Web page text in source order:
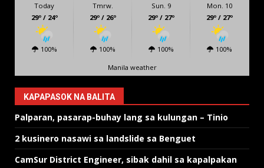
Today
29º / 24º
100%
Tmrw.
29º / 26º
100%
Sun. 9
29º / 27º
100%
Mon. 10
29º / 27º
100%
Manila weather
KAPAPASOK NA BALITA
Palparan, pasarap-buhay lang sa kulungan – Tinio
2 kusinero nasawi sa landslide sa Benguet
CamSur District Engineer, sibak dahil sa kapalpakan